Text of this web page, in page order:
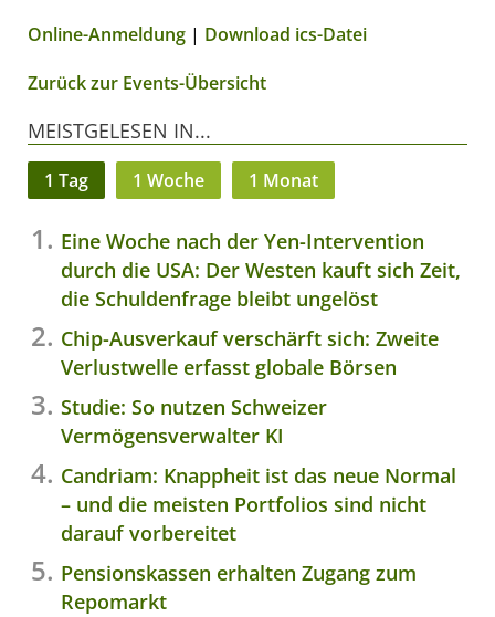
Online-Anmeldung | Download ics-Datei
Zurück zur Events-Übersicht
MEISTGELESEN IN...
1 Tag 1 Woche 1 Monat
Eine Woche nach der Yen-Intervention
durch die USA: Der Westen kauft sich Zeit,
die Schuldenfrage bleibt ungelöst
Chip-Ausverkauf verschärft sich: Zweite
Verlustwelle erfasst globale Börsen
Studie: So nutzen Schweizer
Vermögensverwalter KI
Candriam: Knappheit ist das neue Normal
– und die meisten Portfolios sind nicht
darauf vorbereitet
Pensionskassen erhalten Zugang zum
Repomarkt